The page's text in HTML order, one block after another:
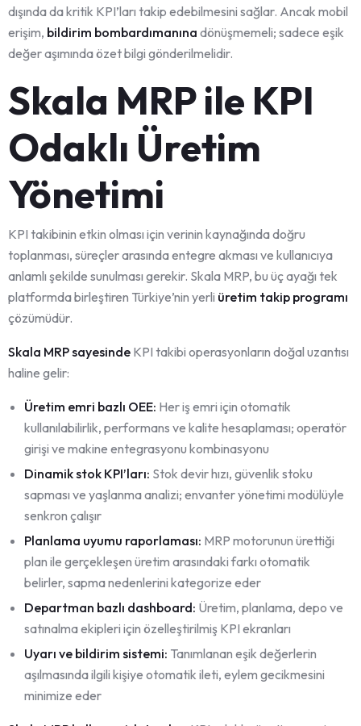
dışında da kritik KPI’ları takip edebilmesini sağlar. Ancak mobil
erişim, bildirim bombardımanına dönüşmemeli; sadece eşik
değer aşımında özet bilgi gönderilmelidir.
Skala MRP ile KPI
Odaklı Üretim
Yönetimi
KPI takibinin etkin olması için verinin kaynağında doğru
toplanması, süreçler arasında entegre akması ve kullanıcıya
anlamlı şekilde sunulması gerekir. Skala MRP, bu üç ayağı tek
platformda birleştiren Türkiye’nin yerli üretim takip programı
çözümüdür.
Skala MRP sayesinde KPI takibi operasyonların doğal uzantısı
haline gelir:
Üretim emri bazlı OEE: Her iş emri için otomatik
kullanılabilirlik, performans ve kalite hesaplaması; operatör
girişi ve makine entegrasyonu kombinasyonu
Dinamik stok KPI’ları: Stok devir hızı, güvenlik stoku
sapması ve yaşlanma analizi; envanter yönetimi modülüyle
senkron çalışır
Planlama uyumu raporlaması: MRP motorunun ürettiği
plan ile gerçekleşen üretim arasındaki farkı otomatik
belirler, sapma nedenlerini kategorize eder
Departman bazlı dashboard: Üretim, planlama, depo ve
satınalma ekipleri için özelleştirilmiş KPI ekranları
Uyarı ve bildirim sistemi: Tanımlanan eşik değerlerin
aşılmasında ilgili kişiye otomatik ileti, eylem gecikmesini
minimize eder